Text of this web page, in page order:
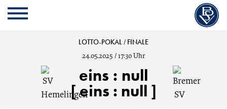
Cookie
Einstellungen
Zum
Inhalt
Cookie
Einstellungen
Kopfbereich
MENU
Hemelingen
LOTTO-POKAL / FINALE
24.05.2025 /17:30 Uhr
eins : null
[ eins : null ]